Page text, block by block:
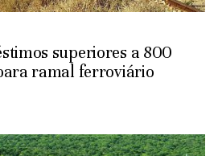
superiores a 800
ramal ferroviário